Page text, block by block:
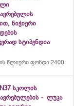
ნიჭიერი
სტიპენდია
წლიური ფონდი 2400
სკოლის
- ლუკა